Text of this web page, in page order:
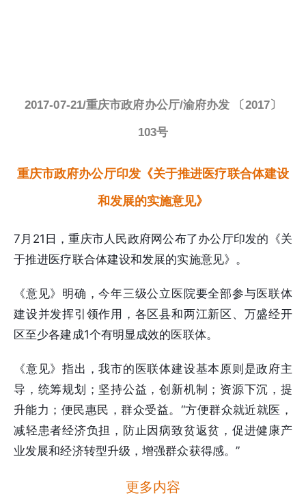
2017-07-21/重庆市政府办公厅/渝府办发 〔2017〕
103号
重庆市政府办公厅印发《关于推进医疗联合体建设
和发展的实施意见》
7月21日，重庆市人民政府网公布了办公厅印发的《关
于推进医疗联合体建设和发展的实施意见》。
《意见》明确，今年三级公立医院要全部参与医联体
建设并发挥引领作用，各区县和两江新区、万盛经开
区至少各建成1个有明显成效的医联体。
《意见》指出，我市的医联体建设基本原则是政府主
导，统筹规划；坚持公益，创新机制；资源下沉，提
升能力；便民惠民，群众受益。“方便群众就近就医，
减轻患者经济负担，防止因病致贫返贫，促进健康产
业发展和经济转型升级，增强群众获得感。”
更多内容